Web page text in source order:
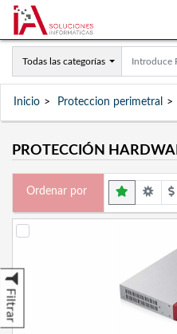
Todas las categorías
Inicio Proteccion perimetral
PROTECCIÓN
Filtrar
Ordenar por